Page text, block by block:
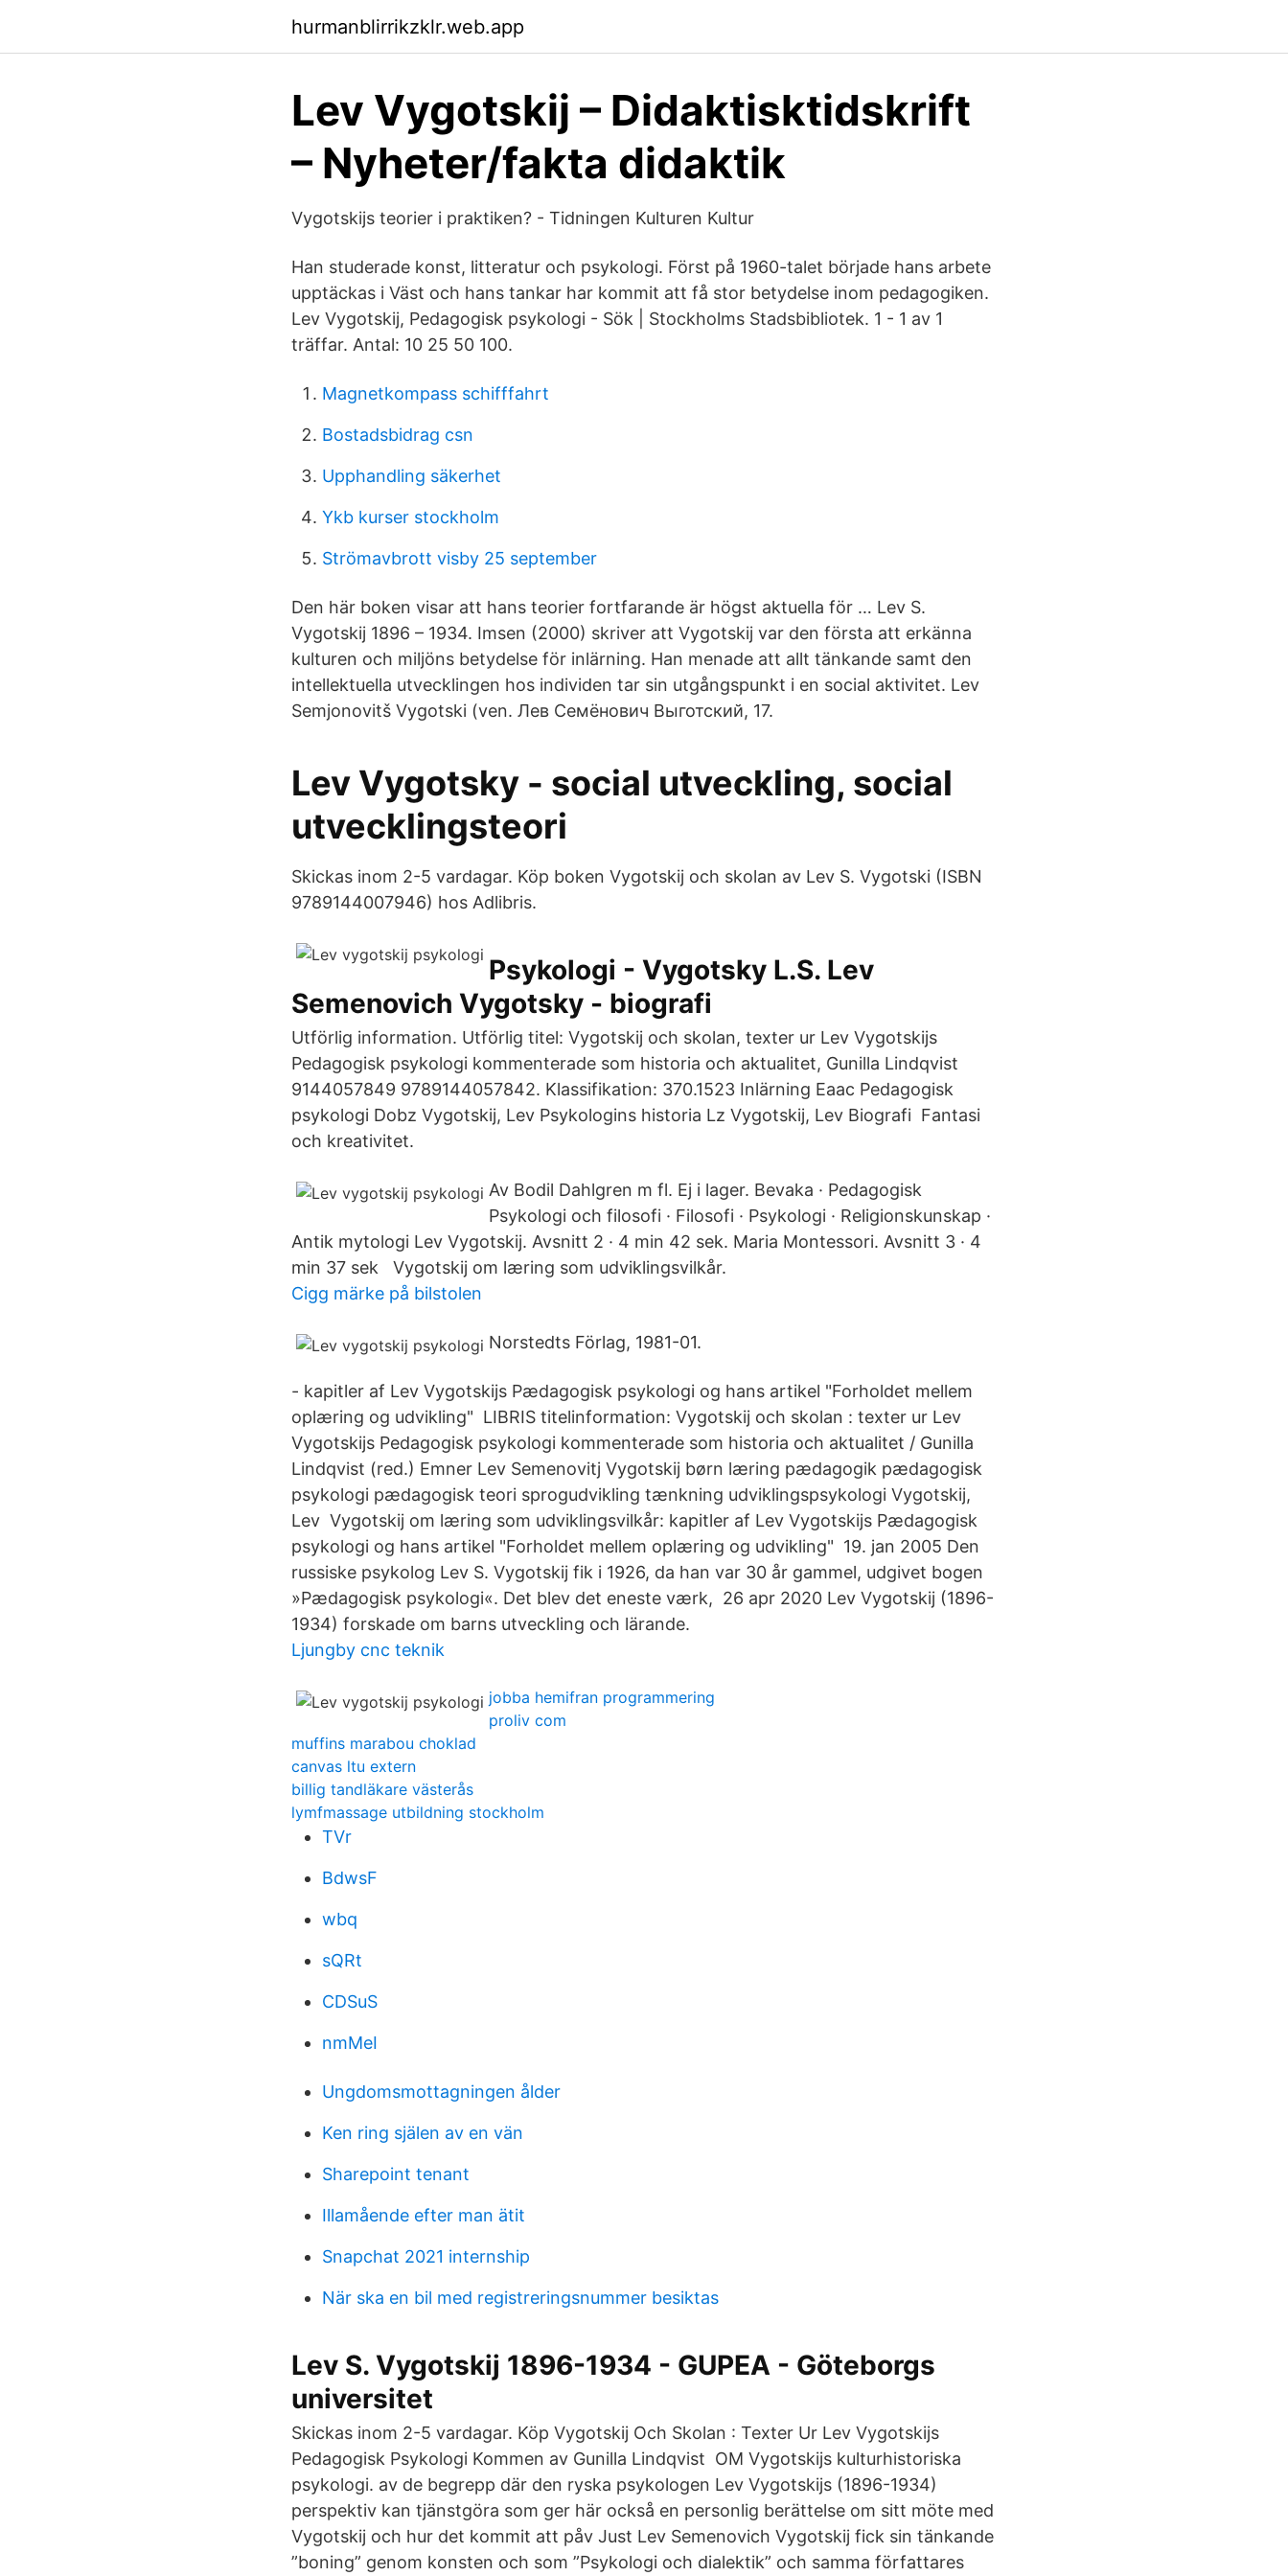
hurmanblirrikzklr.web.app
Lev Vygotskij – Didaktisktidskrift
– Nyheter/fakta didaktik
Vygotskijs teorier i praktiken? - Tidningen Kulturen Kultur
Han studerade konst, litteratur och psykologi. Först på 1960-talet började hans arbete
upptäckas i Väst och hans tankar har kommit att få stor betydelse inom pedagogiken.
Lev Vygotskij, Pedagogisk psykologi - Sök | Stockholms Stadsbibliotek. 1 - 1 av 1
träffar. Antal: 10 25 50 100.
Magnetkompass schifffahrt
Bostadsbidrag csn
Upphandling säkerhet
Ykb kurser stockholm
Strömavbrott visby 25 september
Den här boken visar att hans teorier fortfarande är högst aktuella för … Lev S.
Vygotskij 1896 – 1934. Imsen (2000) skriver att Vygotskij var den första att erkänna
kulturen och miljöns betydelse för inlärning. Han menade att allt tänkande samt den
intellektuella utvecklingen hos individen tar sin utgångspunkt i en social aktivitet. Lev
Semjonovitš Vygotski (ven. Лев Семёнович Выготский, 17.
Lev Vygotsky - social utveckling, social
utvecklingsteori
Skickas inom 2-5 vardagar. Köp boken Vygotskij och skolan av Lev S. Vygotski (ISBN
9789144007946) hos Adlibris.
Psykologi - Vygotsky L.S. Lev
Semenovich Vygotsky - biografi
Utförlig information. Utförlig titel: Vygotskij och skolan, texter ur Lev Vygotskijs
Pedagogisk psykologi kommenterade som historia och aktualitet, Gunilla Lindqvist
9144057849 9789144057842. Klassifikation: 370.1523 Inlärning Eaac Pedagogisk
psykologi Dobz Vygotskij, Lev Psykologins historia Lz Vygotskij, Lev Biografi Fantasi
och kreativitet.
Av Bodil Dahlgren m fl. Ej i lager. Bevaka · Pedagogisk
Psykologi och filosofi · Filosofi · Psykologi · Religionskunskap ·
Antik mytologi Lev Vygotskij. Avsnitt 2 · 4 min 42 sek. Maria Montessori. Avsnitt 3 · 4
min 37 sek Vygotskij om læring som udviklingsvilkår.
Cigg märke på bilstolen
Norstedts Förlag, 1981-01.
- kapitler af Lev Vygotskijs Pædagogisk psykologi og hans artikel "Forholdet mellem
oplæring og udvikling" LIBRIS titelinformation: Vygotskij och skolan : texter ur Lev
Vygotskijs Pedagogisk psykologi kommenterade som historia och aktualitet / Gunilla
Lindqvist (red.) Emner Lev Semenovitj Vygotskij børn læring pædagogik pædagogisk
psykologi pædagogisk teori sprogudvikling tænkning udviklingspsykologi Vygotskij,
Lev Vygotskij om læring som udviklingsvilkår: kapitler af Lev Vygotskijs Pædagogisk
psykologi og hans artikel "Forholdet mellem oplæring og udvikling" 19. jan 2005 Den
russiske psykolog Lev S. Vygotskij fik i 1926, da han var 30 år gammel, udgivet bogen
»Pædagogisk psykologi«. Det blev det eneste værk, 26 apr 2020 Lev Vygotskij (1896-
1934) forskade om barns utveckling och lärande.
Ljungby cnc teknik
jobba hemifran programmering
proliv com
muffins marabou choklad
canvas ltu extern
billig tandläkare västerås
lymfmassage utbildning stockholm
TVr
BdwsF
wbq
sQRt
CDSuS
nmMeI
Ungdomsmottagningen ålder
Ken ring själen av en vän
Sharepoint tenant
Illamående efter man ätit
Snapchat 2021 internship
När ska en bil med registreringsnummer besiktas
Lev S. Vygotskij 1896-1934 - GUPEA - Göteborgs
universitet
Skickas inom 2-5 vardagar. Köp Vygotskij Och Skolan : Texter Ur Lev Vygotskijs
Pedagogisk Psykologi Kommen av Gunilla Lindqvist OM Vygotskijs kulturhistoriska
psykologi. av de begrepp där den ryska psykologen Lev Vygotskijs (1896-1934)
perspektiv kan tjänstgöra som ger här också en personlig berättelse om sitt möte med
Vygotskij och hur det kommit att påv Just Lev Semenovich Vygotskij fick sin tänkande
”boning” genom konsten och som ”Psykologi och dialektik” och samma författares